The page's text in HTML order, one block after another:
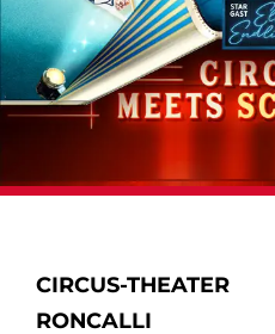
CIRCUS-THEATER
RONCALLI